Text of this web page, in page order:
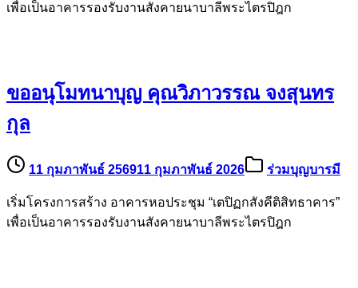
เพื่อเป็นอาคารรองรับงานสังคายนาบาลีพระไตรปิฎก
ขออนุโมทนาบุญ คุณวิภาวรรณ จงสุนทร
กุล
11 กุมภาพันธ์ 256911 กุมภาพันธ์ 2026 ร่วมบุญบารมี
เริ่มโครงการสร้าง อาคารหอประชุม “เตปิฏกสังคีติสิทธาคาร”
เพื่อเป็นอาคารรองรับงานสังคายนาบาลีพระไตรปิฎก